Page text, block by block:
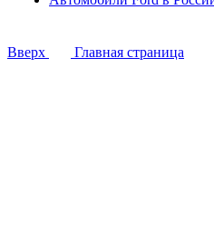
Вверх Главная страница